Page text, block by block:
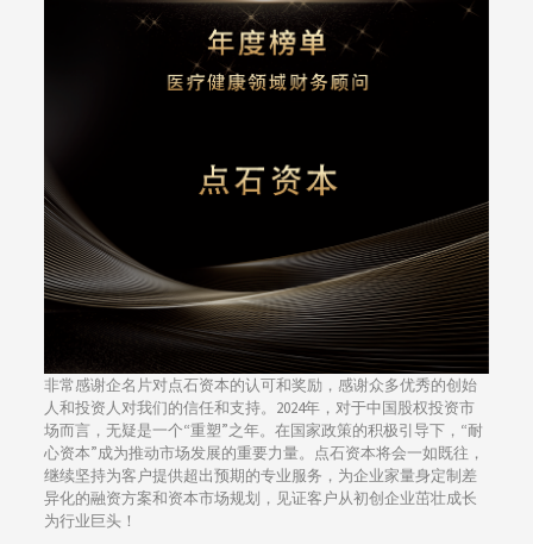
非常感谢企名片对点石资本的认可和奖励，感谢众多优秀的创始
人和投资人对我们的信任和支持。2024年，对于中国股权投资市
场而言，无疑是一个“重塑”之年。在国家政策的积极引导下，“耐
心资本”成为推动市场发展的重要力量。点石资本将会一如既往，
继续坚持为客户提供超出预期的专业服务，为企业家量身定制差
异化的融资方案和资本市场规划，见证客户从初创企业茁壮成长
为行业巨头！